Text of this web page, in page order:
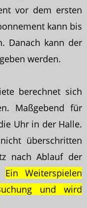
vor dem ersten
kann bis
Danach kann der
werden.
berechnet sich
Maßgebend für
Uhr in der Halle.
überschritten
nach Ablauf der
Ein Weiterspielen
und wird